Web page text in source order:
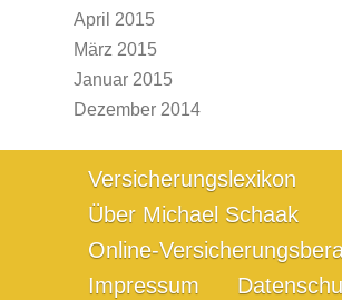
April 2015
März 2015
Januar 2015
Dezember 2014
Versicherungslexikon
Über Michael Schaak
Online-
Impressum